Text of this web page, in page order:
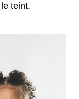
teint.